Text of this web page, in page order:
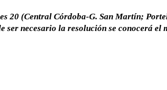
20 (Central Córdoba-G. San Martín;
ser necesario la resolución se conocerá el